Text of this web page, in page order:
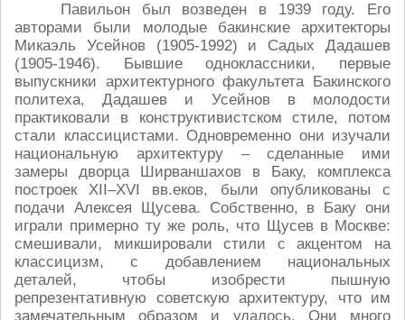
Павильон был возведен в 1939 году. Его
авторами были молодые бакинские архитекторы
Микаэль Усейнов (1905-1992) и Садых Дадашев
(1905-1946). Бывшие одноклассники, первые
выпускники архитектурного факультета Бакинского
политеха, Дадашев и Усейнов в молодости
практиковали в конструктивистском стиле, потом
стали классицистами. Одновременно они изучали
национальную архитектуру – сделанные ими
замеры дворца Ширваншахов в Баку, комплекса
построекXII–XVI вв.еков, были опубликованы с
подачи Алексея Щусева. Собственно, в Баку они
играли примерно ту же роль, что Щусев в Москве:
смешивали, микшировали стили с акцентом на
классицизм, с добавлением национальных
деталей, чтобы изобрести пышную
репрезентативную советскую архитектуру, что им
замечательным образом и удалось. Они много